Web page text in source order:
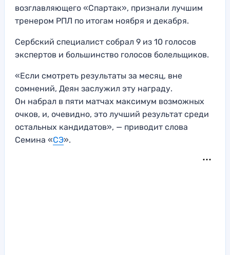
возглавляющего «Спартак», признали лучшим
тренером РПЛ по итогам ноября и декабря.
Сербский специалист собрал 9 из 10 голосов
экспертов и большинство голосов болельщиков.
«Если смотреть результаты за месяц, вне
сомнений, Деян заслужил эту награду.
Он набрал в пяти матчах максимум возможных
очков, и, очевидно, это лучший результат среди
остальных кандидатов», — приводит слова
Семина «СЭ».